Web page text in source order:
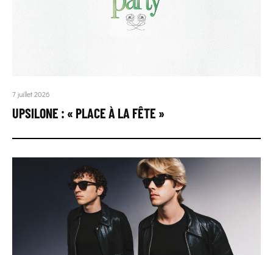
7 juillet 2026
UPSILONE : « PLACE À LA FÊTE »